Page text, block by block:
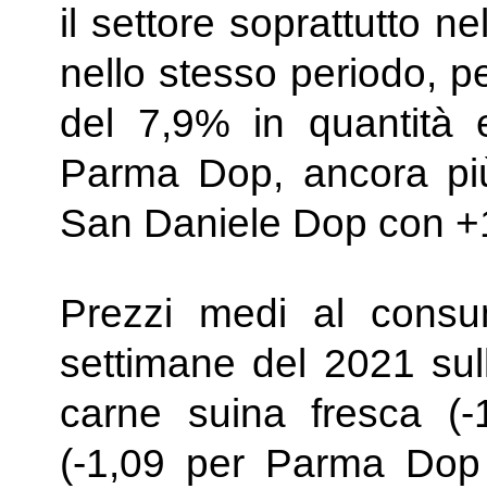
il settore soprattutto
nello stesso periodo,
del 7,9% in
Parma Dop, ancora
San Daniele Dop con
Prezzi medi al
settimane del 2021
carne suina fresca
(-1,09 per Parma